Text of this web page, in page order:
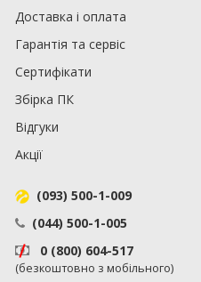
EXE.ua:
Доставка і оплата
Гарантія та сервіс
Сертифікати
Збірка ПК
Відгуки
Акції
(093) 500-1-009
(044) 500-1-005
0 (800) 604-517
(безкоштовно з мобільного)